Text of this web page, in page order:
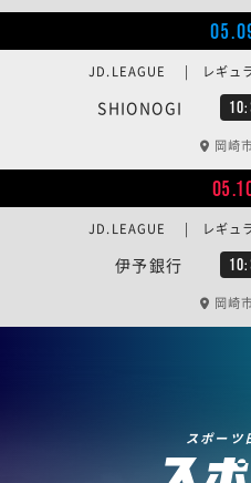
SHIONOGI
JD.LEAGUE | レギュラ
岡崎
伊予銀行
JD.LEAGUE | レギュラ
岡崎
スポーツ